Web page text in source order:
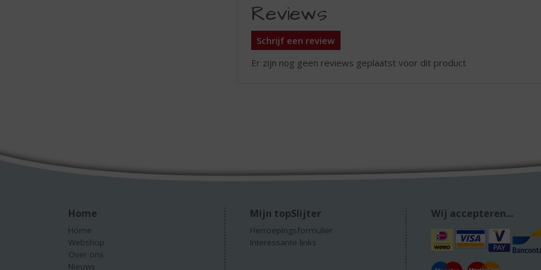
Reviews
Schrijf een review
Er zijn nog geen reviews geplaatst voor dit product
Home
Home
Webshop
Over ons
Nieuws
Mijn topSlijter
Herroepingsformulier
Interessante links
Wij accepteren...